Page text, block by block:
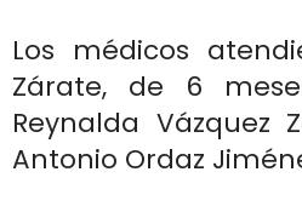
Los médicos
Zárate, de 6
Reynalda
Antonio Ordaz